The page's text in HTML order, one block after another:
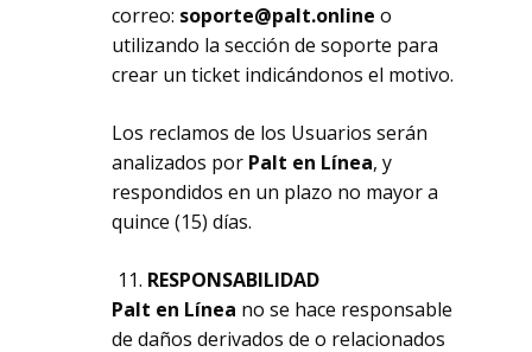
correo: soporte@palt.onlineo
utilizando la sección de soporte para
crear un ticket indicándonos el motivo.
Los reclamos de los Usuarios serán
analizados por Palt en Línea, y
respondidos en un plazo no mayor a
quince (15) días.
RESPONSABILIDAD
Palt en Línea no se hace responsable
de daños derivados de o relacionados